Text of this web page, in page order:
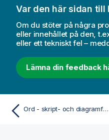
Var den här sidan till
Om du stöter på några
eller innehållet på den,
eller ett tekniskt fel –
Lämna din feedback
Ord - skript- och diagramfunktion